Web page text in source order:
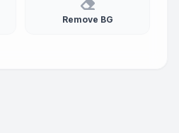
Remove BG